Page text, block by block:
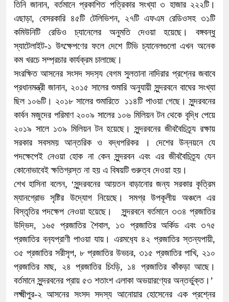
তিনি জানান, বর্তমানে প্রকাশিত পত্রিকার সংখ্যা ৩ হাজার ২২২টি।
এছাড়া, বেসরকারি ৪৫টি টেলিভিশন, ২৭টি এফএম রেডিওসহ ৩১টি
কমিউনিটি রেডিও চ্যানেলের অনুমতি দেওয়া হয়েছে। বঙ্গবন্ধু
স্যাটেলাইট-১ উৎক্ষেপণের ফলে দেশে টিভি চ্যানেলগুলো এখন অনেক
কম খরচে সম্প্রচার কার্যক্রম চালাচ্ছে।
সংরক্ষিত আসনের সংসদ সদস‌্য বেগম সুলতানা নাদিরার প্রশ্নের জবাবে
প্রধানমন্ত্রী জানান, ২০১৫ সালের শুমারি অনুযায়ী সুন্দরবনে বাঘের সংখ্যা
ছিল ১০৬টি। ২০১৮ সালের শুমারিতে ১১৪টি পাওয়া গেছে। সুন্দরবনের
কার্বন মজুদের পরিমাণ ২০০৯ সালের ১০৬ মিলিয়ন টন থেকে বৃদ্ধি পেয়ে
২০১৯ সালে ১৩৯ মিলিয়ন টন হয়েছে। সুন্দরবনের জীববৈচিত্র্য রক্ষায়
সরকার সবসময় আন্তরিক ও বদ্ধপরিকর । দেশের উন্নয়নে যে
পদক্ষেপেই নেওয়া হোক না কেন সুন্দরবন এবং এর জীববৈচিত্র্য যেন
কোনোভাবেই ক্ষতিগ্রস্ত না হয় এ বিষয়টি গুরুত্ব দেওয়া হয়।
শেখ হাসিনা বলেন, ‘সুন্দরবনের আয়তন বাড়ানোর জন্য সরকার কৃত্রিম
ম্যানগ্রোভ সৃষ্টির উদ্যোগ নিয়েছে। সমগ্র উপকূলীয় অঞ্চলে এর
বিস্তৃতির পদক্ষেপ নেওয়া হয়েছে। সুন্দরবনে বর্তমানে ৩৩৪ প্রজাতির
উদ্ভিদ, ১৬৫ প্রজাতির শৈবাল, ১৩ প্রজাতির অর্কিড এবং ৩৭৫
প্রজাতির বন‌্যপ্রাণী পাওয়া যায়। এরমধ‌্যে ৪২ প্রজাতির স্তন্যপায়ী,
৩৫ প্রজাতির সরীসৃপ, ৮ প্রজাতির উভচর, ৩১৫ প্রজাতির পাখি, ২১০
প্রজাতির মাছ, ২৪ প্রজাতির চিংড়ি, ১৪ প্রজাতির কাঁকড়া আছে।
বর্তমানে সুন্দরবনের প্রায় ৫৩ শতাংশ এলাকা অভয়ারণ্যের অন্তর্ভুক্ত।’
লক্ষ্মীপুর-২ আসনের সংসদ সদস্য আনোয়ার হোসেনের এক প্রশ্নের